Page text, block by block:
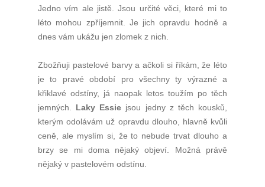
Jedno vím ale jistě. Jsou určité věci, které mi to
léto mohou zpříjemnit. Je jich opravdu hodně a
dnes vám ukážu jen zlomek z nich.
Zbožňuji pastelové barvy a ačkoli si říkám, že léto
je to pravé období pro všechny ty výrazné a
křiklavé odstíny, já naopak letos toužím po těch
jemných. Laky Essie jsou jedny z těch kousků,
kterým odolávám už opravdu dlouho, hlavně kvůli
ceně, ale myslím si, že to nebude trvat dlouho a
brzy se mi doma nějaký objeví. Možná právě
nějaký v pastelovém odstínu.